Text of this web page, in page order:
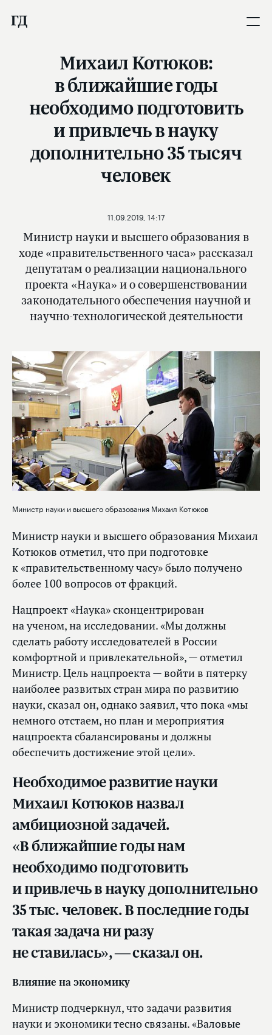
Михаил Котюков:
в ближайшие годы
необходимо подготовить
и привлечь в науку
дополнительно 35 тысяч
человек
Министр науки и высшего образования в
ходе «правительственного часа» рассказал
депутатам о реализации национального
проекта «Наука» и о совершенствовании
законодательного обеспечения научной и
научно-технологической деятельности
11.09.2019, 14:17
Министр науки и высшего образования Михаил Котюков
Министр науки и высшего образования Михаил
Котюков отметил, что при подготовке
к «правительственному часу» было получено
более 100 вопросов от фракций.
Нацпроект «Наука» сконцентрирован
на ученом, на исследовании. «Мы должны
сделать работу исследователей в России
комфортной и привлекательной», — отметил
Министр. Цель нацпроекта — войти в пятерку
наиболее развитых стран мира по развитию
науки, сказал он, однако заявил, что пока «мы
немного отстаем, но план и мероприятия
нацпроекта сбалансированы и должны
обеспечить достижение этой цели».
Необходимое развитие науки
Михаил Котюков назвал
амбициозной задачей.
«В ближайшие годы нам
необходимо подготовить
и привлечь в науку дополнительно
35 тыс. человек. В последние годы
такая задача ни разу
не ставилась», — сказал он.
Влияние на экономику
Министр подчеркнул, что задачи развития
науки и экономики тесно связаны. «Валовые